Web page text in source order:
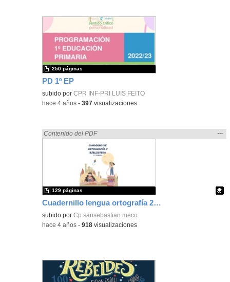
PD 1º EP
subido porCPR INF-PRI LUIS FEITO
250 páginas
-hace 4 años -397 visualizaciones
Cuadernillo lengua ortografía 2º ACCEDE
Encontrado «rezo» en:
Contenido del PDF
la
…
Contenido educativo.
subido porCp sansebastian meco
129 páginas
-hace 4 años -918 visualizaciones